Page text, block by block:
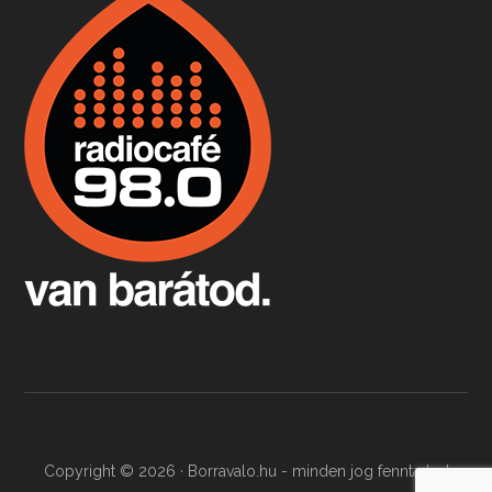
Boston, teadélután, bab és homár
Apr 9, 2026 • 00:37:17
Fermentáljunk, a testünk meghálálja!
Apr 3, 2026 • 00:36:07
Copyright © 2026 · Borravalo.hu - minden jog fenntartva!